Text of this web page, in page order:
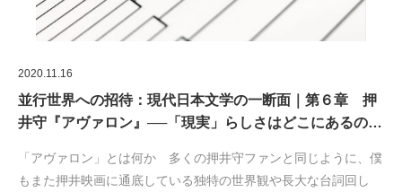
2020.11.16
並行世界への招待：現代日本文学の一断面｜第６章 押
井守『アヴァロン』──「現実」らしさはどこにあるの…
「アヴァロン」とは何か 多くの押井守ファンと同じように、僕
もまた押井映画に通底している独特の世界観や長大な台詞回し